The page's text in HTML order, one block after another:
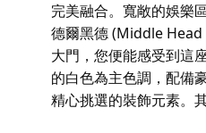
完美融合。寬敞的娛樂
德爾黑德 (Middle
大門，您便能感受到這
的白色為主色調，配備
精心挑選的裝飾元素。